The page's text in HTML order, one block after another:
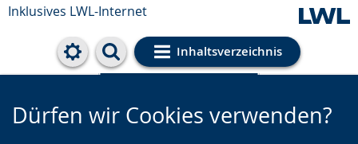
Inklusives LWL-Internet
Inhaltsverzeichnis
Cookie-Einstellungen
Dürfen wir Cookies verwenden?